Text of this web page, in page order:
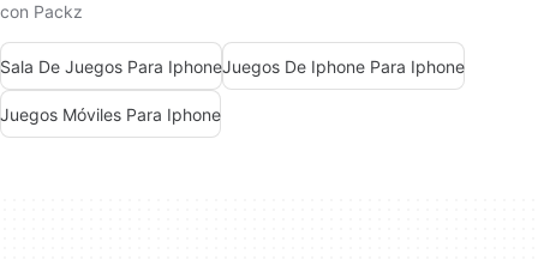
con Packz
Sala De Juegos Para IphoneJuegos De Iphone Para Iphone
Juegos Móviles Para Iphone